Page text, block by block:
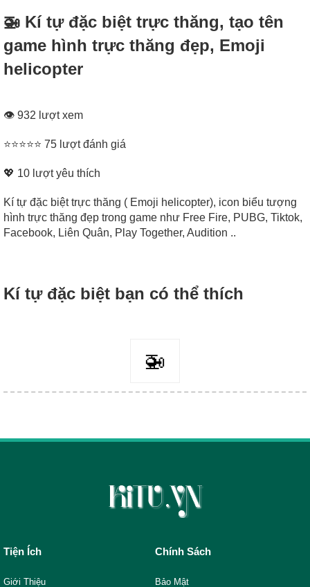
🚁 Kí tự đặc biệt trực thăng, tạo tên
game hình trực thăng đẹp, Emoji
helicopter
👁 932 lượt xem
⭐⭐⭐⭐⭐ 75 lượt đánh giá
💖 10 lượt yêu thích
Kí tự đặc biệt trực thăng ( Emoji helicopter), icon biểu tượng
hình trực thăng đẹp trong game như Free Fire, PUBG, Tiktok,
Facebook, Liên Quân, Play Together, Audition ..
Kí tự đặc biệt bạn có thể thích
🚁
Tiện Ích
Giới Thiệu
Chính Sách
Bảo Mật